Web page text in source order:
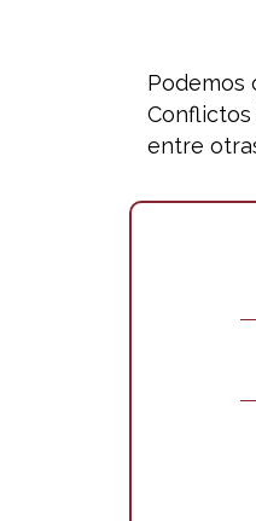
Podemos
entre